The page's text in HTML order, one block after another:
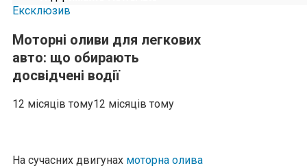
Ексклюзив
Моторні оливи для легкових
авто: що обирають
досвідчені водії
12 місяців тому12 місяців тому
На сучасних двигунах моторна олива